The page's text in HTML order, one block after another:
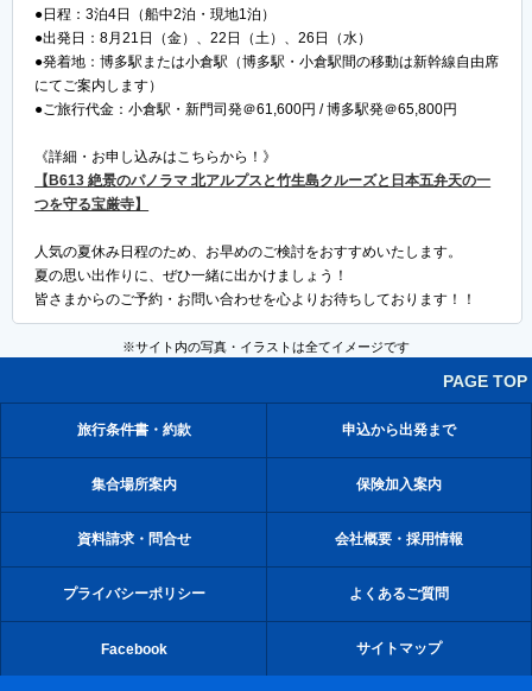
●日程：3泊4日（船中2泊・現地1泊）
●出発日：8月21日（金）、22日（土）、26日（水）
●発着地：博多駅または小倉駅（博多駅・小倉駅間の移動は新幹線自由席
にてご案内します）
●ご旅行代金：小倉駅・新門司発＠61,600円 / 博多駅発＠65,800円
《詳細・お申し込みはこちらから！》
【B613 絶景のパノラマ 北アルプスと竹生島クルーズと日本五弁天の一
つを守る宝厳寺】
人気の夏休み日程のため、お早めのご検討をおすすめいたします。
夏の思い出作りに、ぜひ一緒に出かけましょう！
皆さまからのご予約・お問い合わせを心よりお待ちしております！！
PAGE TOP
※サイト内の写真・イラストは全てイメージです
旅行条件書・約款 申込から出発まで
集合場所案内 保険加入案内
資料請求・問合せ 会社概要・採用情報
プライバシーポリシー よくあるご質問
Facebook サイトマップ